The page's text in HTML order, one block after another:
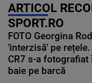
ARTICOL
SPORT.RO
FOTO Georgina
'interzisă' pe
CR7 s-a
baie pe barcă